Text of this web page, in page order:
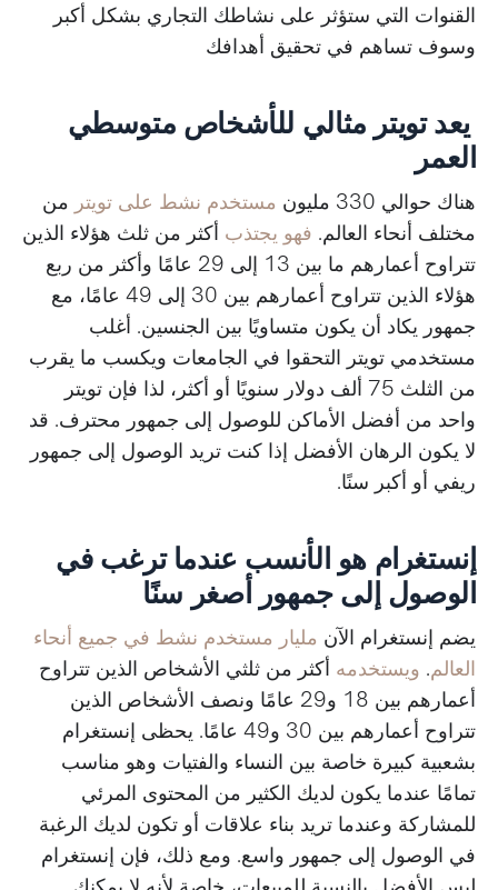
القنوات التي ستؤثر على نشاطك التجاري بشكل أكبر
وسوف تساهم في تحقيق أهدافك
يعد تويتر مثالي للأشخاص متوسطي
العمر
هناك حوالي 330 مليون مستخدم نشط على تويتر من
مختلف أنحاء العالم. فهو يجتذب أكثر من ثلث هؤلاء الذين
تتراوح أعمارهم ما بين 13 إلى 29 عامًا وأكثر من ربع
هؤلاء الذين تتراوح أعمارهم بين 30 إلى 49 عامًا، مع
جمهور يكاد أن يكون متساويًا بين الجنسين. أغلب
مستخدمي تويتر التحقوا في الجامعات ويكسب ما يقرب
من الثلث 75 ألف دولار سنويًا أو أكثر، لذا فإن تويتر
واحد من أفضل الأماكن للوصول إلى جمهور محترف. قد
لا يكون الرهان الأفضل إذا كنت تريد الوصول إلى جمهور
ريفي أو أكبر سنًا.
إنستغرام هو الأنسب عندما ترغب في
الوصول إلى جمهور أصغر سنًا
يضم إنستغرام الآن مليار مستخدم نشط في جميع أنحاء
العالم. ويستخدمه أكثر من ثلثي الأشخاص الذين تتراوح
أعمارهم بين 18 و29 عامًا ونصف الأشخاص الذين
تتراوح أعمارهم بين 30 و49 عامًا. يحظى إنستغرام
بشعبية كبيرة خاصة بين النساء والفتيات وهو مناسب
تمامًا عندما يكون لديك الكثير من المحتوى المرئي
للمشاركة وعندما تريد بناء علاقات أو تكون لديك الرغبة
في الوصول إلى جمهور واسع. ومع ذلك، فإن إنستغرام